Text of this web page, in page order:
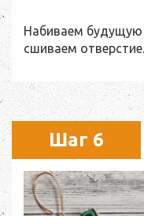
Набиваем будущую
сшиваем
Шаг 6